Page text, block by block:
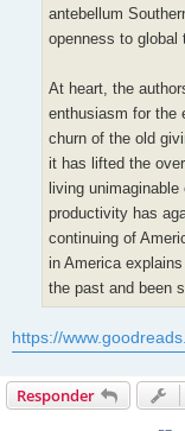
antebellum
openness to global
At heart, the
enthusiasm for the
churn of the old
it has lifted the
living
productivity has
continuing of
in America
the past and been
https://
Responder